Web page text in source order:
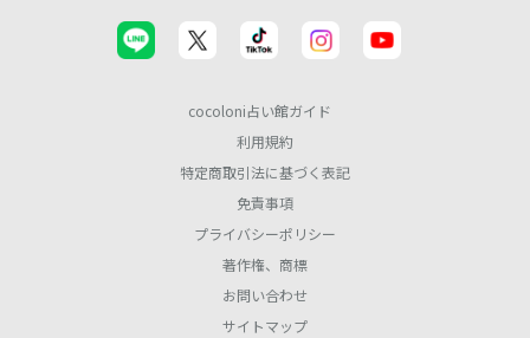
cocoloni占い館ガイド
利用規約
特定商取引法に基づく表記
免責事項
プライバシーポリシー
著作権、商標
お問い合わせ
サイトマップ